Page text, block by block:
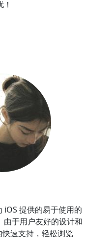
提供的易于使用的
由于用户友好的设计和
速支持，轻松浏览